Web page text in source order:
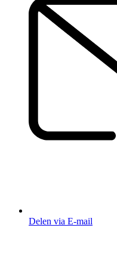
Delen via E-mail